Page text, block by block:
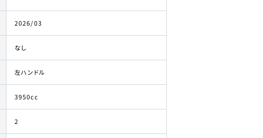
2026/03
なし
左ハンドル
3950cc
2